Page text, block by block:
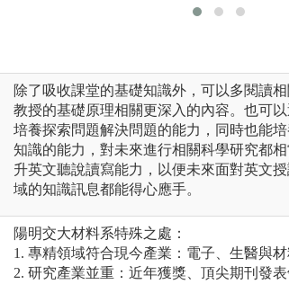
表達能力，以及對視聽媒體的應用。
除了吸收課堂的基礎知識外，可以多閱讀
教授的基礎原理相關更深入的內容。也可
培養探索問題解決問題的能力，同時也能
知識的能力，對未來進行相關科學研究都
升英文聽說讀寫能力，以便未來面對英文
域的知識訊息都能得心應手。
陽明交大材料系特殊之處：
1. 專精領域符合現今產業：電子、生醫與
2. 研究產業並重：近年獲獎、頂尖期刊發